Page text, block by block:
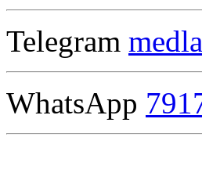
Telegram
WhatsApp